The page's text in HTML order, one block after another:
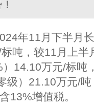
年11月下半月
吨，较11月上
14.10万元/标吨
级）21.10万元/
13%增值税。